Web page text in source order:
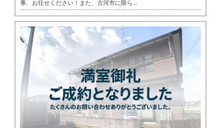
事、お任せください！また、古河市に限ら...